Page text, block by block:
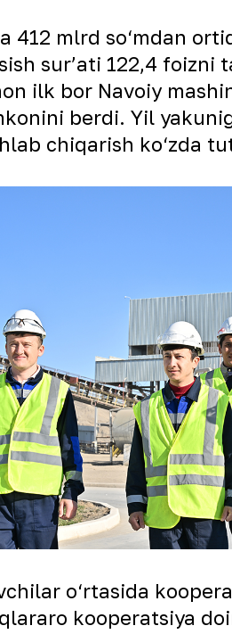
412 mlrd so‘mdan
surʼati 122,4
ilk bor Navoiy
berdi. Yil
chiqarish ko‘zda
o‘rtasida
kooperatsiya